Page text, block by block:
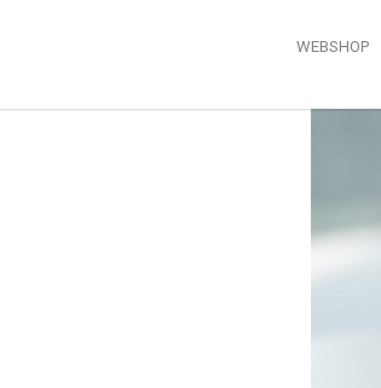
WEBSHOP